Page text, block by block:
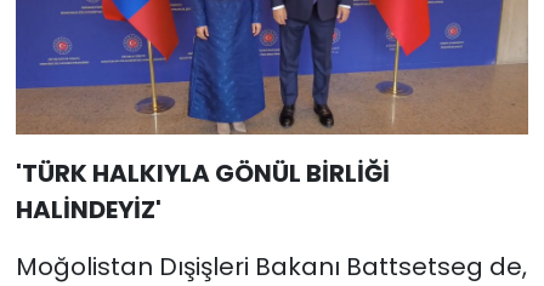
'TÜRK HALKIYLA GÖNÜL BİRLİĞİ
HALİNDEYİZ'
Moğolistan Dışişleri Bakanı Battsetseg de,